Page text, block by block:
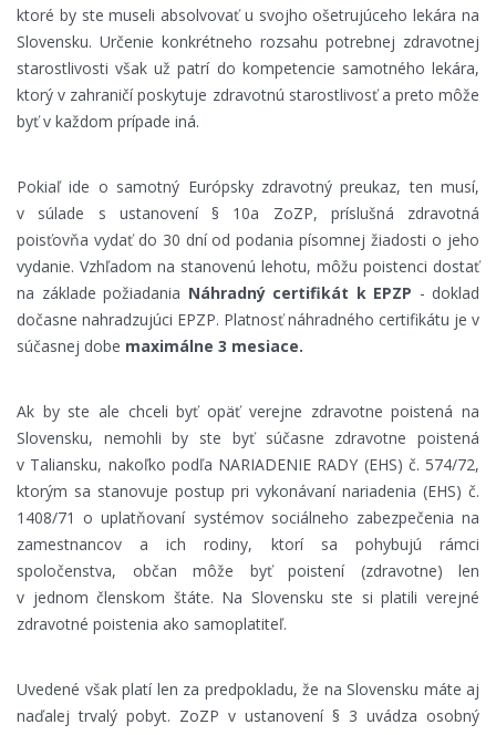
ktoré by ste museli absolvovať u svojho ošetrujúceho lekára na
Slovensku. Určenie konkrétneho rozsahu potrebnej zdravotnej
starostlivosti však už patrí do kompetencie samotného lekára,
ktorý v zahraničí poskytuje zdravotnú starostlivosť a preto môže
byť v každom prípade iná.
Pokiaľ ide o samotný Európsky zdravotný preukaz, ten musí,
v súlade s ustanovení § 10a ZoZP, príslušná zdravotná
poisťovňa vydať do 30 dní od podania písomnej žiadosti o jeho
vydanie. Vzhľadom na stanovenú lehotu, môžu poistenci dostať
na základe požiadania Náhradný certifikát k EPZP - doklad
dočasne nahradzujúci EPZP. Platnosť náhradného certifikátu je v
súčasnej dobe maximálne 3 mesiace.
Ak by ste ale chceli byť opäť verejne zdravotne poistená na
Slovensku, nemohli by ste byť súčasne zdravotne poistená
v Taliansku, nakoľko podľa NARIADENIE RADY (EHS) č. 574/72,
ktorým sa stanovuje postup pri vykonávaní nariadenia (EHS) č.
1408/71 o uplatňovaní systémov sociálneho zabezpečenia na
zamestnancov a ich rodiny, ktorí sa pohybujú rámci
spoločenstva, občan môže byť
poistení (zdravotne) len
v jednom členskom štáte. Na Slovensku ste si platili verejné
zdravotné poistenia ako samoplatiteľ.
Uvedené však platí len za predpokladu, že na Slovensku máte aj
naďalej trvalý pobyt. ZoZP v ustanovení § 3 uvádza osobný